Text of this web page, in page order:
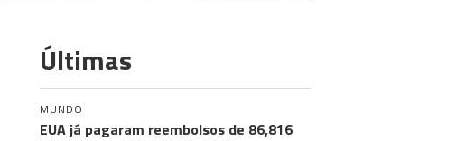
Últimas
MUNDO
EUA já pagaram reembolsos de 86,816